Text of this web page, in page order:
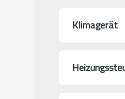
Klimagerät